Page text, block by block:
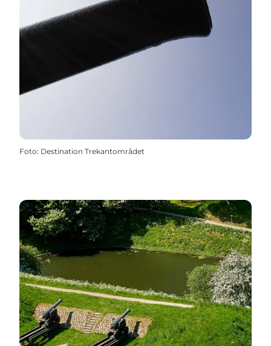
Foto: Destination Trekantområdet